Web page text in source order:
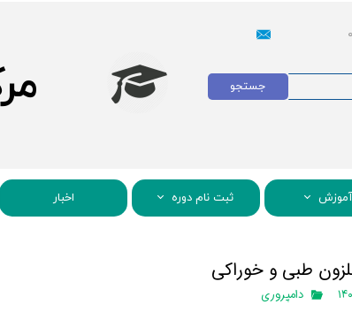
جستجو
آموزش ثبت نام دوره اخبار
طبی و خوراکی
دامپروری